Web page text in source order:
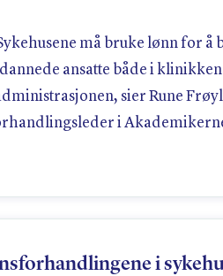
må bruke lønn for å
ansatte både i
sier Rune
i
i